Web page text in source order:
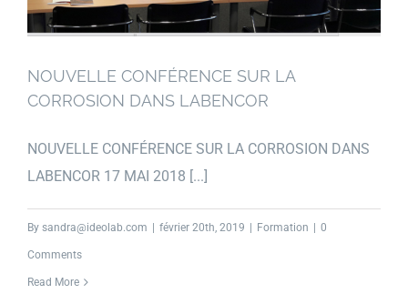
NOUVELLE CONFÉRENCE SUR LA
CORROSION DANS LABENCOR
NOUVELLE CONFÉRENCE SUR LA CORROSION DANS
LABENCOR 17 MAI 2018 [...]
By sandra@ideolab.com février 20th, 2019 Formation 0
Comments
Read More